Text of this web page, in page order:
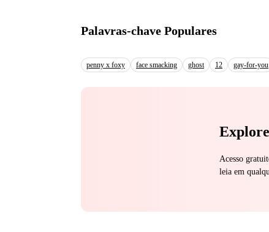
Palavras-chave Populares
penny x foxy face smacking ghost 12 gay-for-you
Acesso
leia em